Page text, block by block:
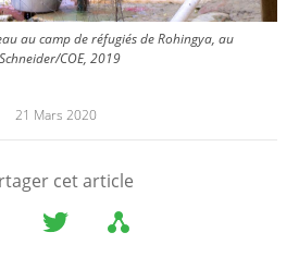
au camp de réfugiés de Rohingya, au
COE, 2019
21 Mars 2020
cet article